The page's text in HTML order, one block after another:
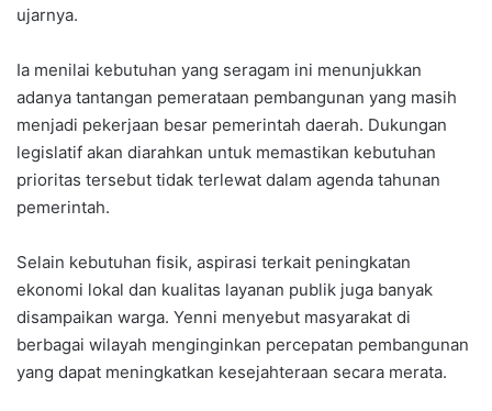
ujarnya.
Ia menilai kebutuhan yang seragam ini menunjukkan
adanya tantangan pemerataan pembangunan yang masih
menjadi pekerjaan besar pemerintah daerah. Dukungan
legislatif akan diarahkan untuk memastikan kebutuhan
prioritas tersebut tidak terlewat dalam agenda tahunan
pemerintah.
Selain kebutuhan fisik, aspirasi terkait peningkatan
ekonomi lokal dan kualitas layanan publik juga banyak
disampaikan warga. Yenni menyebut masyarakat di
berbagai wilayah menginginkan percepatan pembangunan
yang dapat meningkatkan kesejahteraan secara merata.